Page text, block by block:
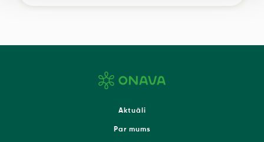
Aktuāli
Par mums